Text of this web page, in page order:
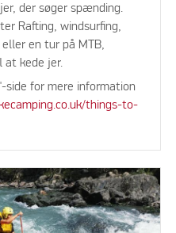
der søger spænding.
Rafting, windsurfing,
en tur på MTB,
at kede jer.
side for mere information
things-to-